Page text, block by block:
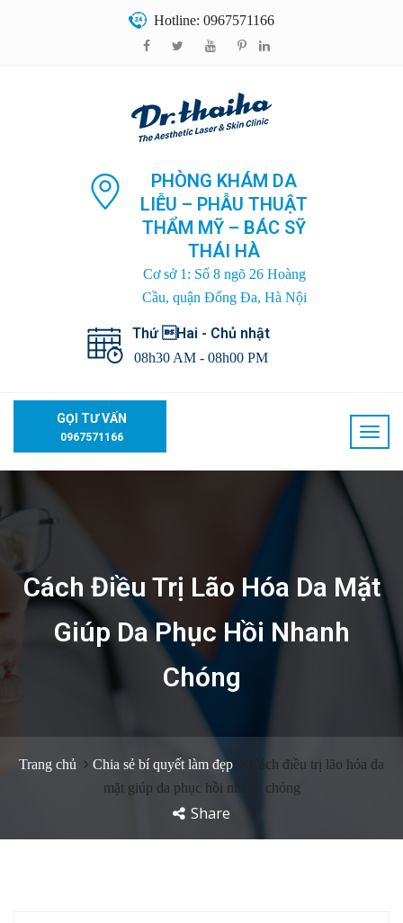
Hotline: 0967571166
PHÒNG KHÁM DA
LIỄU – PHẪU THUẬT
THẨM MỸ – BÁC SỸ
THÁI HÀ
Cơ sở 1: Số 8 ngõ 26 Hoàng
Cầu, quận Đống Đa, Hà Nội
Thứ Hai - Chủ nhật
08h30 AM - 08h00 PM
GỌI TƯ VẤN
0967571166
Cách Điều Trị Lão Hóa Da Mặt
Giúp Da Phục Hồi Nhanh
Chóng
Trang chủ Chia sẻ bí quyết làm đẹp
Cách điều trị lão hóa da
mặt giúp da phục hồi nhanh chóng
Share